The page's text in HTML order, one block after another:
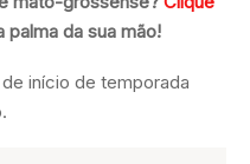
da sua mão!
início de temporada